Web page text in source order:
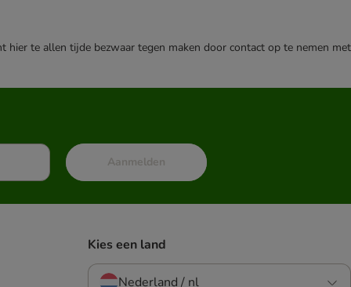
te allen tijde bezwaar tegen maken door contact op te nemen met
Aanmelden
Kies een land
Nederland / nl